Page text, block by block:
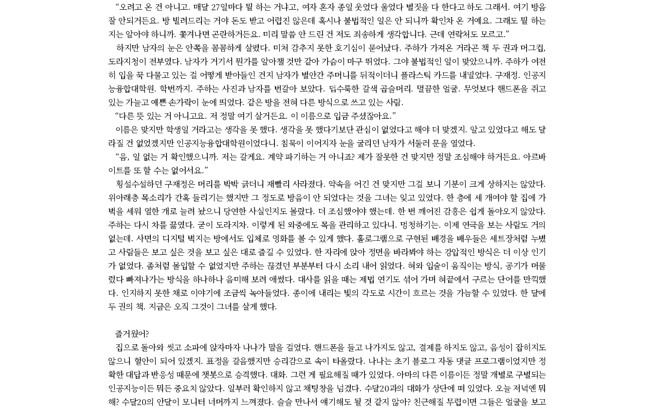
“오려고 온 건 아니고. 매달 27일마다 뭘 하는 거냐고, 여자 혼자 종일 웃었다 울었다 별짓을 다 한다고 하도 그래서. 여기 방음
잘 안되거든요. 방 빌려드리는 거야 돈도 받고 어렵진 않은데 혹시나 불법적인 일은 안 되니까 확인차 온 거예요. 그래도 뭘 하는
지는 알아야 하니까. 쫓겨나면 곤란하거든요. 미리 말씀 안 드린 건 저도 죄송하게 생각합니다. 근데 연락처도 모르고.”
하지만 남자의 눈은 안쪽을 꼼꼼하게 살폈다. 미처 감추지 못한 호기심이 묻어났다. 주하가 가져온 거라곤 책 두 권과 머그컵,
도라지청이 전부였다. 남자가 거기서 뭔가를 알아챌 것만 같아 가슴이 마구 뛰었다. 그야 불법적인 일이 맞았으니까. 주하가 여전
히 입을 꾹 다물고 있는 걸 어떻게 받아들인 건지 남자가 별안간 주머니를 뒤적이더니 플라스틱 카드를 내밀었다. 구재정. 인공지
능융합대학원. 학번까지. 주하는 사진과 남자를 번갈아 보았다. 덥수룩한 갈색 곱슬머리. 멀끔한 얼굴. 무엇보다 핸드폰을 쥐고
있는 가늘고 예쁜 손가락이 눈에 띄었다. 같은 방을 전혀 다른 방식으로 쓰고 있는 사람.
“다른 뜻 있는 거 아니고요. 저 정말 여기 살거든요. 이 이름으로 입금 주셨잖아요.”
이름은 맞지만 학생일 거라고는 생각을 못 했다. 생각을 못 했다기보단 관심이 없었다고 해야 더 맞겠지. 알고 있었다고 해도 달
라질 건 없었겠지만 인공지능융합대학원이었다니. 침묵이 이어지자 눈을 굴리던 남자가 서둘러 문을 열었다.
“음, 일 없는 거 확인했으니까. 저는 갈게요. 계약 파기하는 거 아니죠? 제가 잘못한 건 맞지만 정말 조심해야 하거든요. 아르바
이트를 또 할 수는 없어서요.”
횡설수설하던 구재정은 머리를 박박 긁더니 재빨리 사라졌다. 약속을 어긴 건 맞지만 그걸 보니 기분이 크게 상하지는 않았다.
위아래층 목소리가 간혹 들리기는 했지만 그 정도로 방음이 안 되었다는 것을 그녀는 잊고 있었다. 한 층에 세 개여야 할 집에 가
벽을 세워 열한 개로 늘려 놨으니 당연한 사실인지도 몰랐다. 더 조심했어야 했는데. 한 번 깨어진 감흥은 쉽게 돌아오지 않았다.
주하는 다시 차를 끓였다. 굳이 도라지차. 이렇게 된 와중에도 목을 관리하고 있다니. 멍청하기는. 이제 연극을 보는 사람도 거의
없는데. 사면의 디지털 벽지는 방에서도 입체로 영화를 볼 수 있게 했다. 홀로그램으로 구현된 배경을 배우들은 세트장처럼 누볐
고 사람들은 보고 싶은 것을 보고 싶은 대로 즐길 수 있었다. 한 자리에 앉아 정면을 바라봐야 하는 강압적인 방식은 더 이상 인기
가 없었다. 좀처럼 몰입할 수 없었지만 주하는 끊겼던 부분부터 다시 소리 내어 읽었다. 혀와 입술이 움직이는 방식, 공기가 머물
렀다 빠져나가는 방식을 하나하나 음미해 보려 애썼다. 대사를 읽을 때는 제법 연기도 섞어 가며 혀끝에서 구르는 단어를 만끽했
다. 인지하지 못한 채로 이야기에 조금씩 녹아들었다. 종이에 내리는 빛의 각도로 시간이 흐르는 것을 가늠할 수 있었다. 한 달에
두 권의 책. 지금은 오직 그것이 그녀를 살게 했다.
즐거웠어?
집으로 돌아와 씻고 소파에 앉자마자 나나가 말을 걸었다. 핸드폰을 들고 나가지도 않고, 결제를 하지도 않고, 음성이 잡히지도
않으니 혈안이 되어 있겠지. 표정을 갈음했지만 승리감으로 속이 타올랐다. 나나는 초기 블로그 자동 댓글 프로그램이었지만 정
확한 대답과 반응성 때문에 챗봇으로 승격했다. 대화. 그런 게 필요해질 때가 있었다. 아마의 다른 이름이든 정말 개별로 구별되는
인공지능이든 뭐든 중요치 않았다. 일부러 확인하지 않고 채팅창을 넘겼다. 수달20과의 대화가 상단에 떠 있었다. 오늘 저녁엔 뭐
해? 수달20의 안달이 모니터 너머까지 느껴졌다. 슬슬 만나서 얘기해도 될 것 같지 않아? 친근해질 무렵이면 그들은 얼굴을 보고